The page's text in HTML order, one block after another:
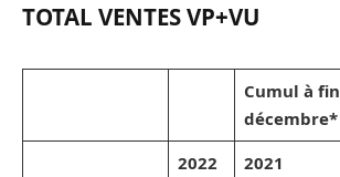
TOTAL VENTES VP+VU
Cumul à fin
décembre*
2022
2021